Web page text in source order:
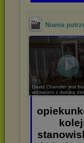
Niania
David Chandler jest
wdowcem z dwójką